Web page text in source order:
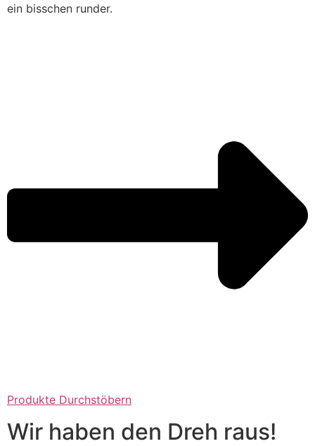
ein bisschen runder.
Produkte Durchstöbern
Wir haben den Dreh raus!